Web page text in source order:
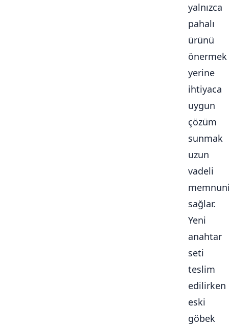
yalnızca
pahalı
ürünü
önermek
yerine
ihtiyaca
uygun
çözüm
sunmak
uzun
vadeli
sağlar.
Yeni
anahtar
seti
teslim
edilirken
eski
göbek